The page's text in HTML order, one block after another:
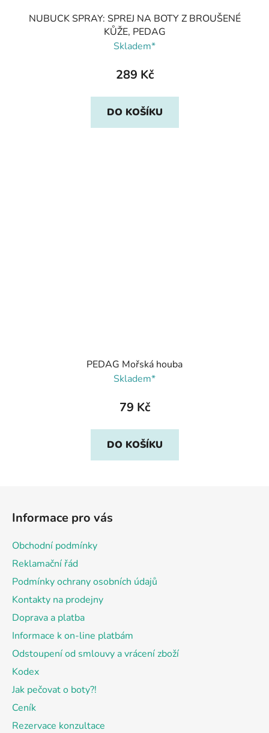
NUBUCK SPRAY: SPREJ NA BOTY Z BROUŠENÉ
KŮŽE, PEDAG
Skladem*
289 Kč
DO KOŠÍKU
PEDAG Mořská houba
Skladem*
79 Kč
DO KOŠÍKU
Informace pro vás
Obchodní podmínky
Reklamační řád
Podmínky ochrany osobních údajů
Kontakty na prodejny
Doprava a platba
Informace k on-line platbám
Odstoupení od smlouvy a vrácení zboží
Kodex
Jak pečovat o boty?!
Ceník
Rezervace konzultace